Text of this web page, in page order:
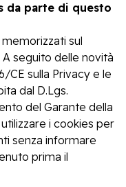
da parte di questo
sul
seguito delle novità
CE sulla Privacy e le
dal D.Lgs.
del Garante della
i cookies per
senza informare
prima il